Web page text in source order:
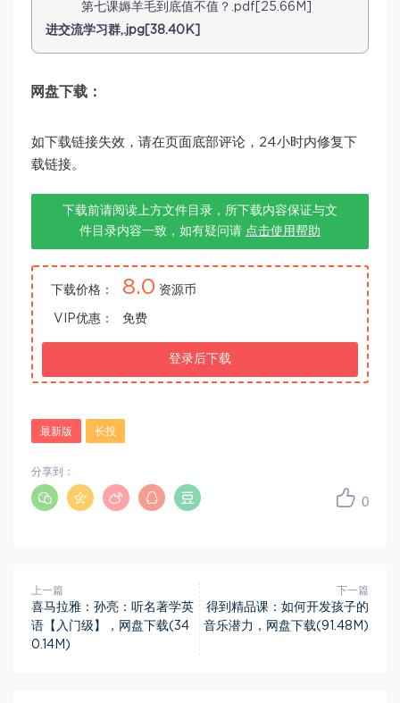
第七课媷羊毛到底值不值？.pdf[25.66M]
进交流学习群,.jpg[38.40K]
网盘下载：
如下载链接失效，请在页面底部评论，24小时内修复下
载链接。
下载前请阅读上方文件目录，所下载内容保证与文
件目录内容一致，如有疑问请 点击使用帮助
下载价格： 8.0 资源币
VIP优惠： 免费
登录后下载
最新版 长投
0
分享到：
上一篇
喜马拉雅：孙亮：听名著学英
语【入门级】，网盘下载(34
0.14M)
下一篇
得到精品课：如何开发孩子的
音乐潜力，网盘下载(91.48M)